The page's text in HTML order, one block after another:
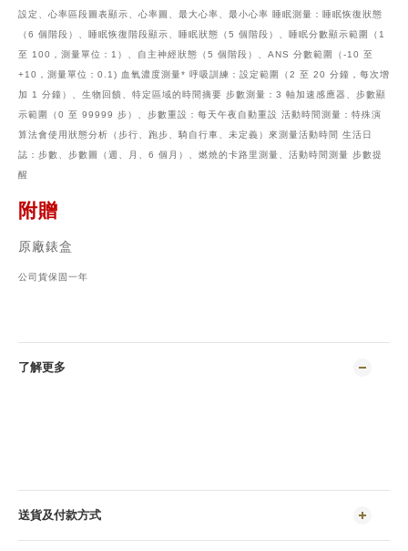
設定、心率區段圖表顯示、心率圖、最大心率、最小心率 睡眠測量：睡眠恢復狀態
（6 個階段）、睡眠恢復階段顯示、睡眠狀態（5 個階段）、睡眠分數顯示範圍（1
至 100，測量單位：1）、自主神經狀態（5 個階段）、ANS 分數範圍（-10 至
+10，測量單位：0.1) 血氧濃度測量* 呼吸訓練：設定範圍（2 至 20 分鐘，每次增
加 1 分鐘）、生物回饋、特定區域的時間摘要 步數測量：3 軸加速感應器、步數顯
示範圍（0 至 99999 步）、步數重設：每天午夜自動重設 活動時間測量：特殊演
算法會使用狀態分析（步行、跑步、騎自行車、未定義）來測量活動時間 生活日
誌：步數、步數圖（週、月、6 個月）、燃燒的卡路里測量、活動時間測量 步數提
醒
附贈
原廠錶盒
公司貨保固一年
了解更多
送貨及付款方式